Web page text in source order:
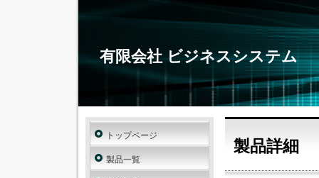
有限会社 ビジネスシステム
トップページ
製品一覧
製品詳細